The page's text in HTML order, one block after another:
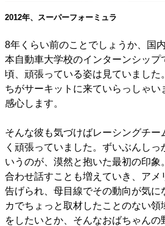
2012年、スーパーフォーミュラ
8年くらい前のことでしょうか、国
本自動車大学校のインターンシップ
頃、頑張っている姿は見ていました
ちがサーキットに来ていらっしゃい
感心します。
そんな彼も気づけばレーシングチ
く頑張っていました。ずいぶんしっ
いうのが、漠然と抱いた最初の印象
合わせ話すことも増えていき、アメ
告げられ、母目線でその動向が気に
カでちょっと取材したことのない
をしたいとか、そんなおばちゃんの